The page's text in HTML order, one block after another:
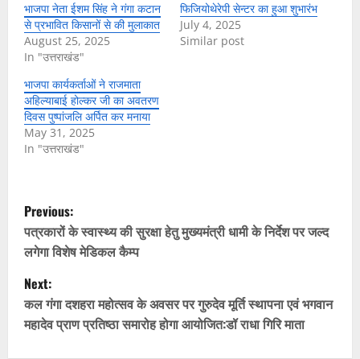
भाजपा नेता ईशम सिंह ने गंगा कटान
से प्रभावित किसानों से की मुलाकात
August 25, 2025
In "उत्तराखंड"
फिजियोथेरेपी सेन्टर का हुआ शुभारंभ
July 4, 2025
Similar post
भाजपा कार्यकर्ताओं ने राजमाता
अहिल्याबाई होल्कर जी का अवतरण
दिवस पुष्पांजलि अर्पित कर मनाया
May 31, 2025
In "उत्तराखंड"
P
o
s
t
n
Previous:
पत्रकारों के स्वास्थ्य की सुरक्षा हेतु मुख्यमंत्री धामी के निर्देश पर जल्द
लगेगा विशेष मेडिकल कैम्प
Next:
कल गंगा दशहरा महोत्सव के अवसर पर गुरुदेव मूर्ति स्थापना एवं भगवान
महादेव प्राण प्रतिष्ठा समारोह होगा आयोजित:डॉ राधा गिरि माता